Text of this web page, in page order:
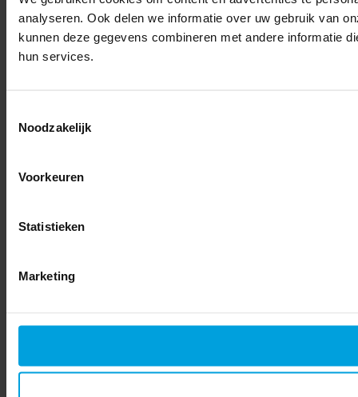
analyseren. Ook delen we informatie over uw gebruik van
kunnen deze gegevens combineren met andere informatie
hun services.
Noodzakelijk
Voorkeuren
Statistieken
Marketing